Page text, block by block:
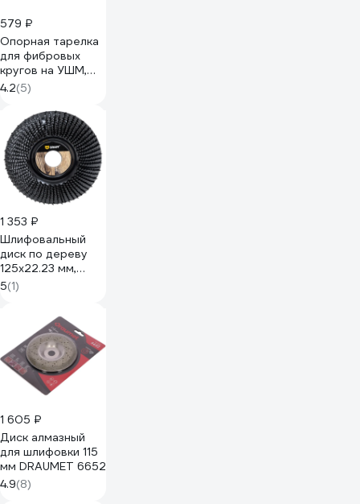
579 ₽
Опорная тарелка
для фибровых
кругов на УШМ,
125 мм, М14-2
Vitatools PD-125-
4.2(5)
1 353 ₽
Шлифовальный
диск по дереву
125x22.23 мм,
изогнутый GRAFF
231125
5(1)
1 605 ₽
Диск алмазный
для шлифовки 115
мм DRAUMET 6652
4.9(8)